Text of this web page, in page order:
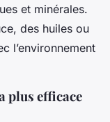
et minérales.
des huiles ou
l’environnement
plus efficace